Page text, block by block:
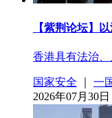
【紫荆论坛】
香港具有法治
国家安全
一
2026年07月30日